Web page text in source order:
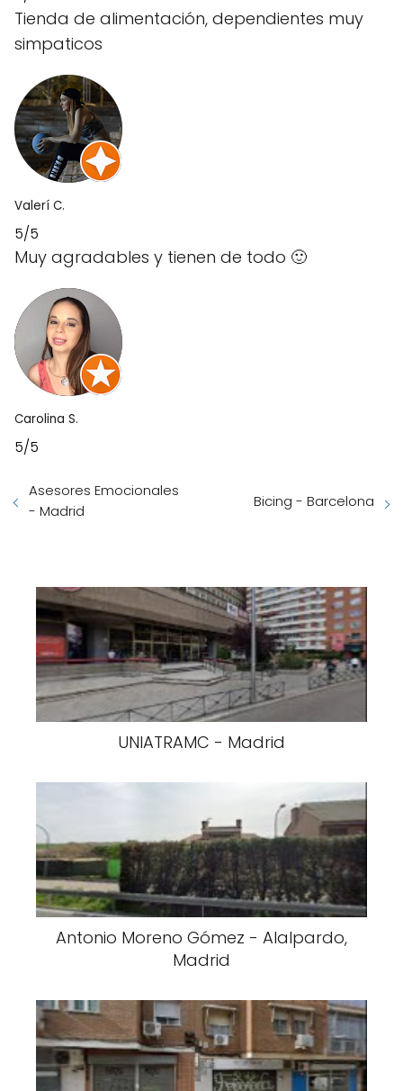
Tienda de alimentación, dependientes muy
simpaticos
Valerí C.
5/5
Muy agradables y tienen de todo 🙂
Carolina S.
5/5
Asesores Emocionales
- Madrid
Bicing - Barcelona
UNIATRAMC - Madrid
Antonio Moreno Gómez - Alalpardo,
Madrid